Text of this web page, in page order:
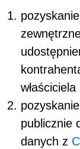
publicznie
danych z